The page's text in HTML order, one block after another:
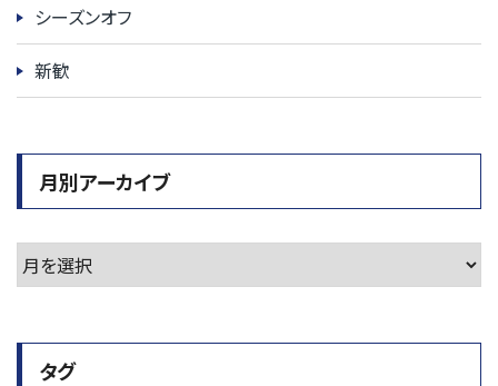
シーズンオフ
新歓
月別アーカイブ
タグ